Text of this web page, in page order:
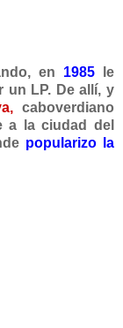
en 1985 le
un LP. De allí, y
caboverdiano
a la ciudad del
popularizo la